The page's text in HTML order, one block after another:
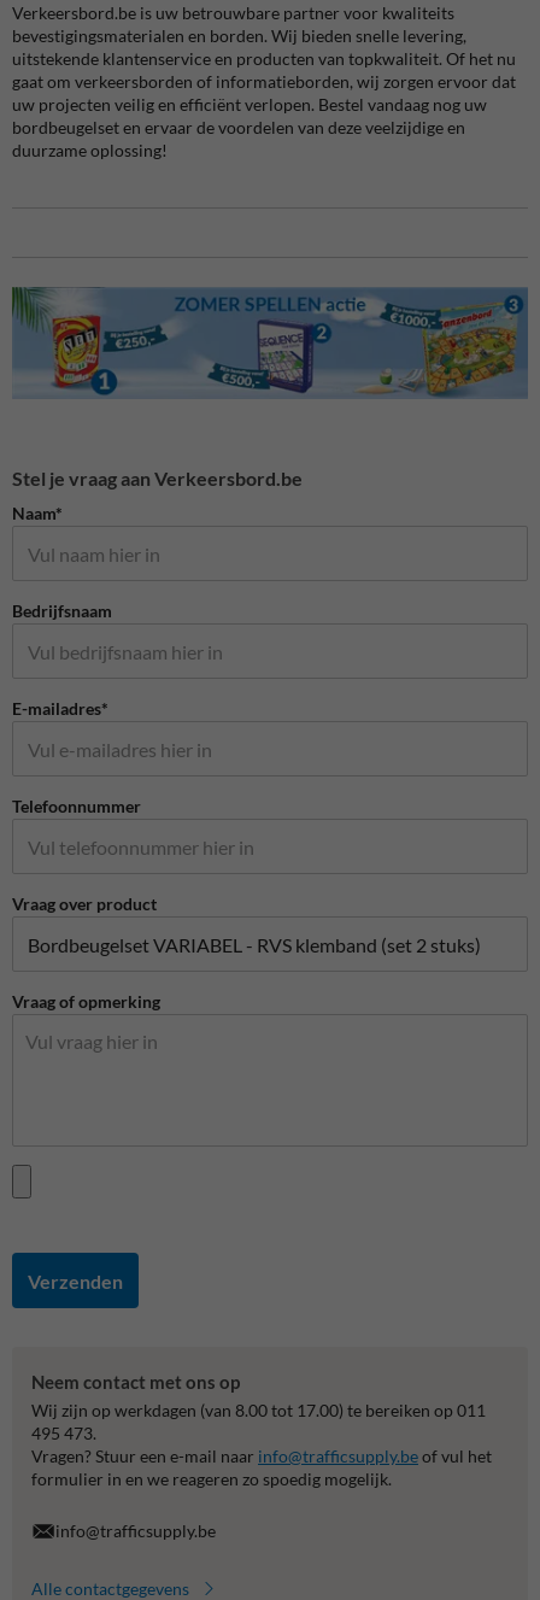
Verkeersbord.be is uw betrouwbare partner voor kwaliteits
bevestigingsmaterialen en borden. Wij bieden snelle levering,
uitstekende klantenservice en producten van topkwaliteit. Of het nu
gaat om verkeersborden of informatieborden, wij zorgen ervoor dat
uw projecten veilig en efficiënt verlopen. Bestel vandaag nog uw
bordbeugelset en ervaar de voordelen van deze veelzijdige en
duurzame oplossing!
Stel je vraag aan Verkeersbord.be
Naam*
Bedrijfsnaam
E-mailadres*
Telefoonnummer
Vraag over product
Vraag of opmerking
Verzenden
Neem contact met ons op
Wij zijn op werkdagen (van 8.00 tot 17.00) te bereiken op 011
495 473.
Vragen? Stuur een e-mail naar info@trafficsupply.beof vul het
formulier in en we reageren zo spoedig mogelijk.
info@trafficsupply.be
Alle contactgegevens